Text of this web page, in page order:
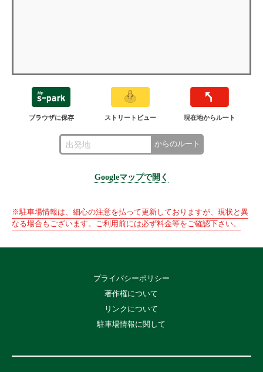
ブラウザに保存 ストリートビュー 現在地からルート
からのルート
Googleマップで開く
※駐車場情報は、細心の注意を払って更新しておりますが、現状と異
なる場合もございます。ご利用前には必ず料金等をご確認下さい。
プライバシーポリシー
著作権について
リンクについて
駐車場情報に関して